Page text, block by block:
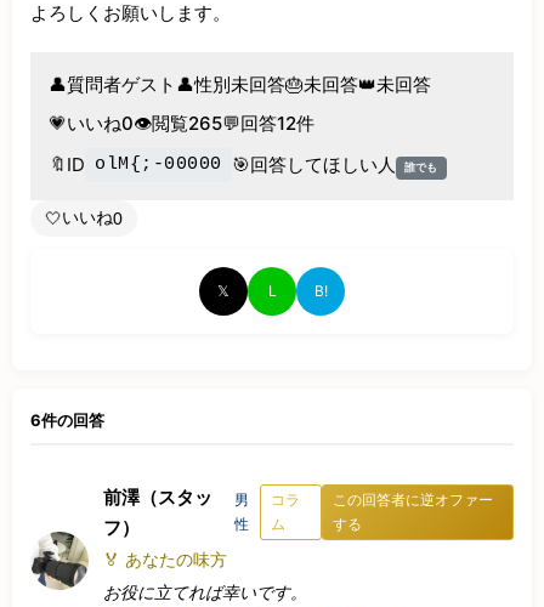
よろしくお願いします。
👤質問者ゲスト 👤性別未回答🎂未回答👑未回答
💗いいね0👁️閲覧265💬回答12件
🔖 ID olM{;-00000 🎯回答してほしい人 誰でも
🤍いいね0
𝕏 L B!
6件の回答
前澤（スタッ
フ）
男
性
コラ
ム
この回答者に逆オファー
する
🏅 あなたの味方
お役に立てれば幸いです。